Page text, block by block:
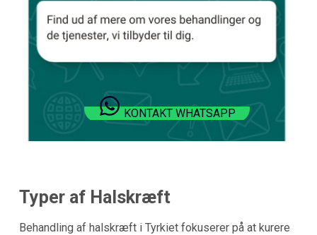
KONTAKT WHATSAPP
Typer af Halskræft
Behandling af halskræft i Tyrkiet fokuserer på at kurere